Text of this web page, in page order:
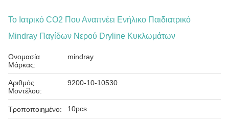
Το Ιατρικό CO2 Που Αναπνέει Ενήλικο Παιδιατρικό
Mindray Παγίδων Νερού Dryline Κυκλωμάτων
Ονομασία
Μάρκας:
mindray
Αριθμός
Μοντέλου:
9200-10-10530
Τροποποιημένο: 10pcs